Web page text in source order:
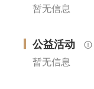
暂无信息
公益活动
暂无信息